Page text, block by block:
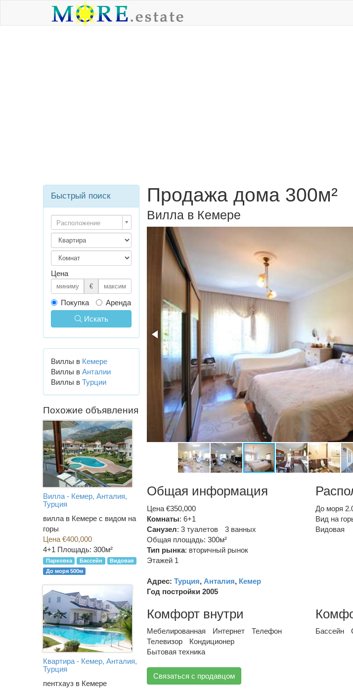
Продажа дома 300м²
Вилла в Кемере
Общая информация
Цена €350,000
Комнаты: 6+1
Санузел: 3 туалетов
3 ванных
Общая площадь: 300м²
Тип рынка: вторичный рынок
Этажей 1
Адрес: Турция, Анталия, Кемер
Год постройки 2005
До моря
Вид на
Видовая
Комфорт внутри
Мебелированная Интернет
Телефон
Телевизор
Кондиционер
Бытовая техника
Бассейн
Связаться с продавцом
Быстрый поиск
Расположение
Цена
€
Покупка
Аренда
Искать
Виллы в Кемере
Виллы в Анталии
Виллы в Турции
Похожие объявления
Вилла - Кемер, Анталия,
Турция
вилла в Кемере с видом на
горы
Цена €400,000
4+1 Площадь: 300м²
Парковка Бассейн
Видовая
До моря 500м
Квартира - Кемер, Анталия,
Турция
пентхауз в Кемере